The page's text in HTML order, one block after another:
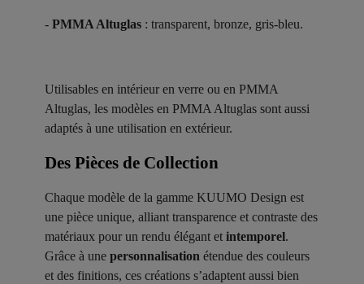
- PMMA Altuglas : transparent, bronze, gris-bleu.
Utilisables en intérieur en verre ou en PMMA
Altuglas, les modèles en PMMA Altuglas sont aussi
adaptés à une utilisation en extérieur.
Des Pièces de Collection ​
Chaque modèle de la gamme KUUMO Design est
une pièce unique, alliant transparence et contraste des
matériaux pour un rendu élégant et intemporel.
Grâce à une personnalisation étendue des couleurs
et des finitions, ces créations s’adaptent aussi bien